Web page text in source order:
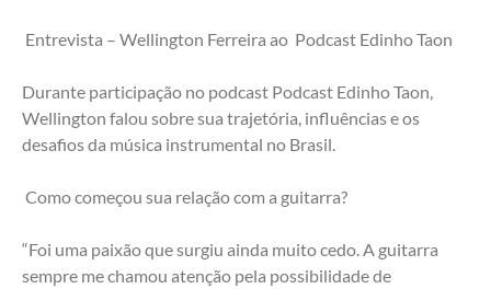
Entrevista – Wellington Ferreira ao  Podcast Edinho Taon
Durante participação no podcast Podcast Edinho Taon,
Wellington falou sobre sua trajetória, influências e os
desafios da música instrumental no Brasil.
Como começou sua relação com a guitarra?
“Foi uma paixão que surgiu ainda muito cedo. A guitarra
sempre me chamou atenção pela possibilidade de